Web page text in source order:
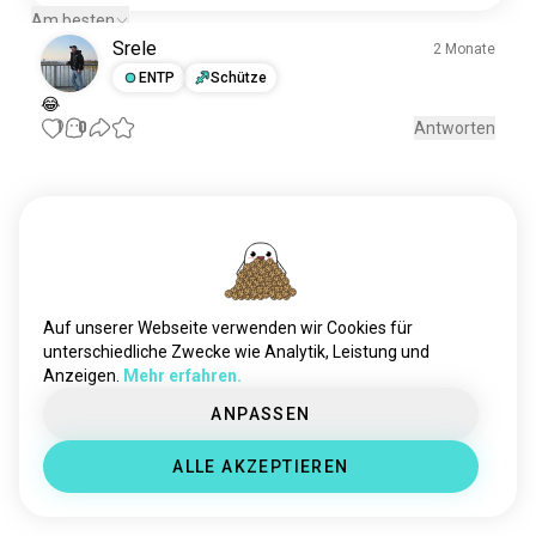
Am besten
Srele
2 Monate
ENTP
Schütze
😂
1 0 Antworten
Auf unserer Webseite verwenden wir Cookies für
unterschiedliche Zwecke wie Analytik, Leistung und
Anzeigen.
Mehr erfahren.
ANPASSEN
ALLE AKZEPTIEREN